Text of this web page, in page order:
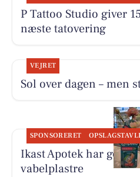
P Tattoo Studio giver
næste tatovering
VEJRET
Sol over dagen – men
SPONSORERET
Ikast Apotek har god
vabelplastre